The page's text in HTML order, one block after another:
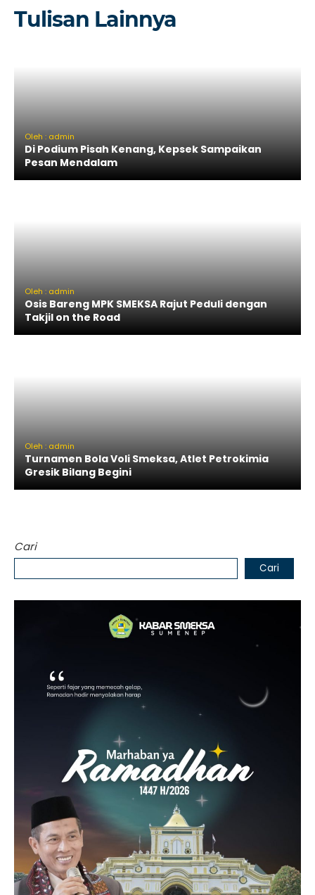
Tulisan Lainnya
Oleh : admin
Di Podium Pisah Kenang, Kepsek Sampaikan
Pesan Mendalam
Oleh : admin
Osis Bareng MPK SMEKSA Rajut Peduli dengan
Takjil on the Road
Oleh : admin
Turnamen Bola Voli Smeksa, Atlet Petrokimia
Gresik Bilang Begini
Cari
Cari